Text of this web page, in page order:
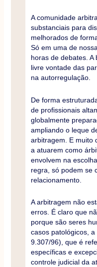
A comunidade
substanciais para
melhorados de
Só em uma de
horas de debates.
livre vontade das
na autorregulação.
De forma
de profissionais
globalmente
ampliando o leque
arbitragem. E muito
a atuarem como
envolvem na
regra, só podem se
relacionamento.
A arbitragem não
erros. É claro que
porque são seres
casos patológicos,
9.307/96), que é
específicas e
controle judicial da